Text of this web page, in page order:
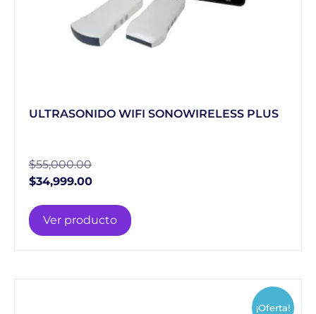
ULTRASONIDO WIFI SONOWIRELESS PLUS
$55,000.00
$34,999.00
Ver producto
¡Oferta!